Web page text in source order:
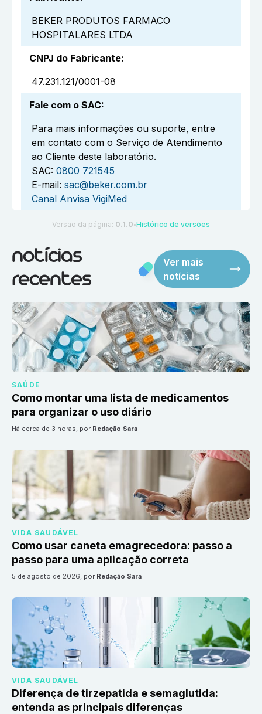
BEKER PRODUTOS FARMACO
HOSPITALARES LTDA
CNPJ do Fabricante:
47.231.121/0001-08
Fale com o SAC:
Para mais informações ou suporte, entre
em contato com o Serviço de Atendimento
ao Cliente deste laboratório.
SAC: 0800 721545
E-mail: sac@beker.com.br
Canal Anvisa VigiMed
Versão da página: 0.1.0 ●Histórico de versões
notícias
recentes
Ver mais
notícias
SAÚDE
Como montar uma lista de medicamentos
para organizar o uso diário
há cerca de 3 horas, por Redação Sara
VIDA SAUDÁVEL
Como usar caneta emagrecedora: passo a
passo para uma aplicação correta
5 de agosto de 2026, por Redação Sara
VIDA SAUDÁVEL
Diferença de tirzepatida e semaglutida:
entenda as principais diferenças